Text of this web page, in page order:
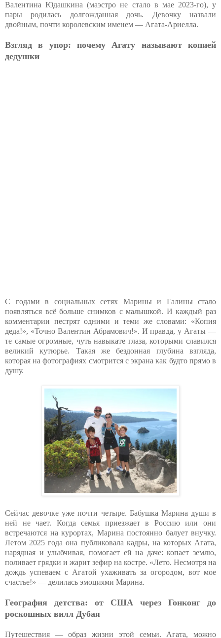
Валентина Юдашкина (маэстро не стало в мае 2023-го), у
пары родилась долгожданная дочь. Девочку назвали
двойным, почти королевским именем — Агата-Ариелла.
Взгляд в упор: почему Агату называют копией
дедушки
С годами в социальных сетях Марины и Галины стало
появляться всё больше снимков с малышкой. И каждый раз
комментарии пестрят одними и теми же словами: «Копия
деда!», «Точно Валентин Абрамович!». И правда, у Агаты —
те самые огромные, чуть навыкате глаза, которыми славился
великий кутюрье. Такая же бездонная глубина взгляда,
которая на фотографиях смотрится с экрана как будто прямо в
душу.
Сейчас девочке уже почти четыре. Бабушка Марина души в
ней не чает. Когда семья приезжает в Россию или они
встречаются на курортах, Марина постоянно балует внучку.
Летом 2025 года она публиковала кадры, на которых Агата,
нарядная и улыбчивая, помогает ей на даче: копает землю,
поливает грядки и жарит зефир на костре. «Лето. Несмотря на
дождь успеваем с Агатой ухаживать за огородом, вот мое
счастье!» — делилась эмоциями Марина.
География детства: от США через Гонконг до
роскошных вилл Дубая
Путешествия — образ жизни этой семьи. Агата, можно